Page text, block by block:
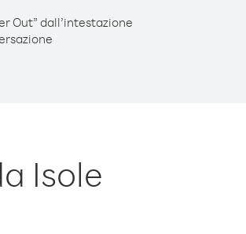
Out” dall’intestazione
Isole